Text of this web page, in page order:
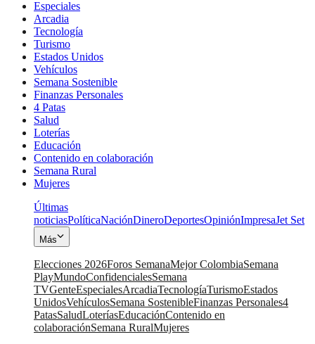
Especiales
Arcadia
Tecnología
Turismo
Estados Unidos
Vehículos
Semana Sostenible
Finanzas Personales
4 Patas
Salud
Loterías
Educación
Contenido en colaboración
Semana Rural
Mujeres
Últimas
noticiasPolíticaNaciónDineroDeportesOpiniónImpresaJet Set
Más
Elecciones 2026Foros SemanaMejor ColombiaSemana
PlayMundoConfidencialesSemana
TVGenteEspecialesArcadiaTecnologíaTurismoEstados
UnidosVehículosSemana SostenibleFinanzas Personales4
PatasSaludLoteríasEducaciónContenido en
colaboraciónSemana RuralMujeres